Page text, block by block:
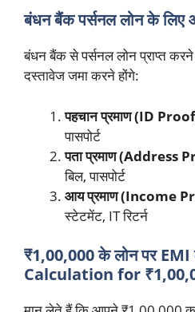
बंधन बैंक पर्सनल लोन के
बंधन बैंक से पर्सनल लोन प्राप्त
दस्तावेज जमा करने होंगे:
पहचान प्रमाण (ID
पासपोर्ट
पता प्रमाण (Address
बिल, पासपोर्ट
आय प्रमाण (Income
स्टेटमेंट, IT रिटर्न
₹1,00,000 के लोन पर EMI
Calculation for